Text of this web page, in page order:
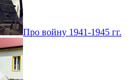
Про войну 1941-1945 гг.